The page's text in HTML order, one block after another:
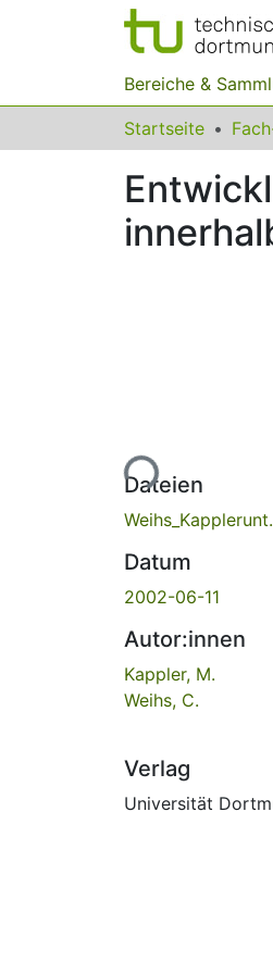
Bereiche &
Startseite
Lade...
Dateien
Datum
2002-06-11
Autor:innen
Kappler, M.
Weihs, C.
Verlag
Universität